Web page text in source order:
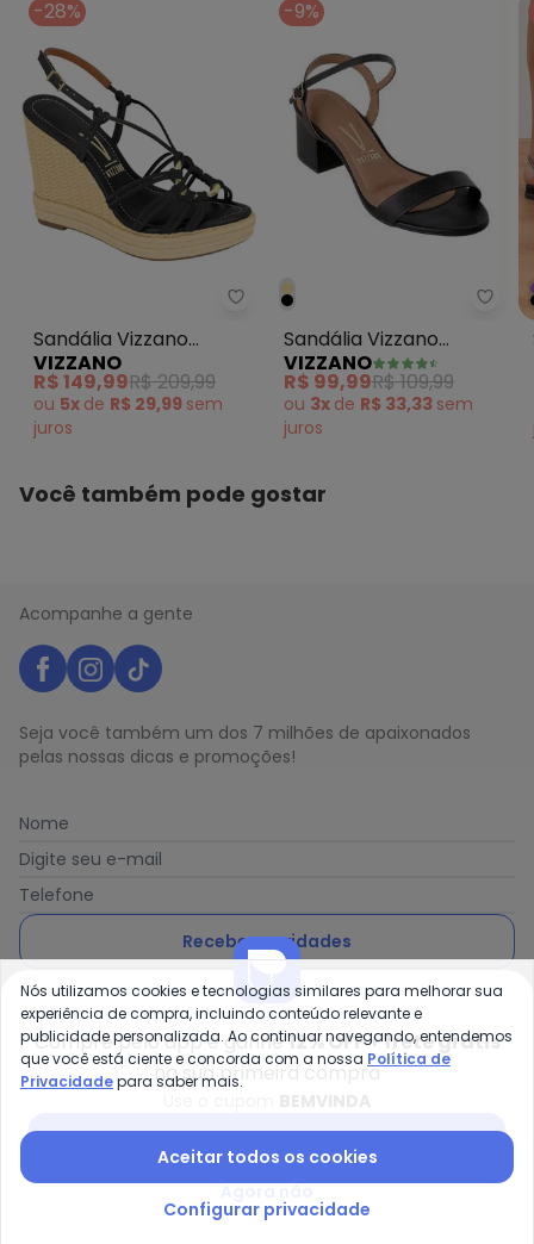
-28%
Sandália Vizzano (Preto) Salto
Sandália Vizzano
(Preto) Salto Anabela
VIZZANO
R$ 149,99R$ 209,99
ou 5x de R$ 29,99 sem
juros
-9%
Sandália Vizzano
(Preto) em Sintético
VIZZANO
R$ 99,99R$ 109,99
ou 3x de R$ 33,33 sem
juros
Você também pode gostar
Acompanhe a gente
Seja você também um dos 7 milhões de apaixonados
pelas nossas dicas e promoções!
Nome
Digite seu e-mail
Telefone
Receber novidades
Ao enviar o cadastro, você concorda com a nossa Política
de Privacidade
Posthaus é uma marca da Posthaus Ltda / CNPJ:
80.462.138/0001-41
Endereço: Rua Werner Duwe, 202 Bairro Badenfurt -
89.070-700 - Blumenau/SC
Compre pelo app e ganhe12% OFF + frete grátis
na sua primeira compra
Nós utilizamos cookies e tecnologias similares para melhorar sua
experiência de compra, incluindo conteúdo relevante e
publicidade personalizada. Ao continuar navegando, entendemos
que você está ciente e concorda com a nossa Política de
Privacidadepara saber mais.
Aceitar todos os cookies
Configurar privacidade